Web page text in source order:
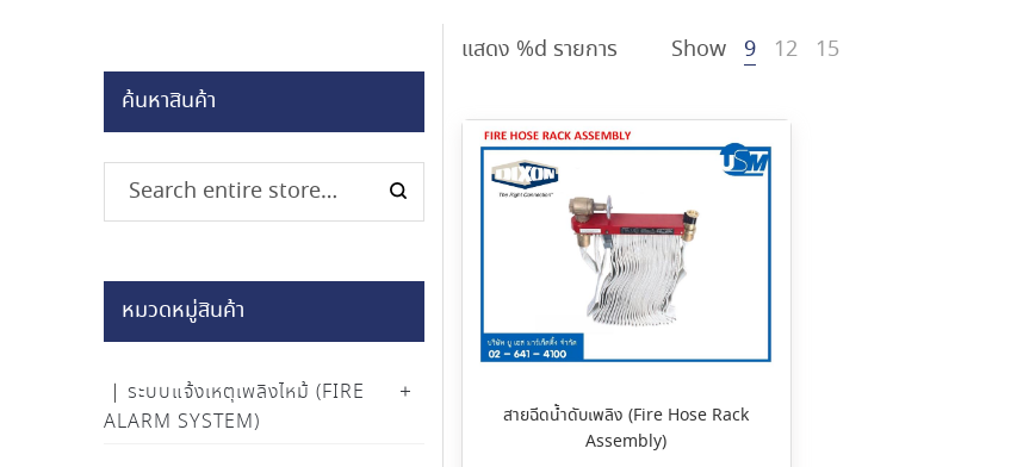
แสดง %d รายการ Show 9 12 15
สายฉีดน้ำดับเพลิง (Fire Hose Rack
Assembly)
ค้นหาสินค้า
หมวดหมู่สินค้า
ระบบแจ้งเหตุเพลิงไหม้ (FIRE
ALARM SYSTEM)